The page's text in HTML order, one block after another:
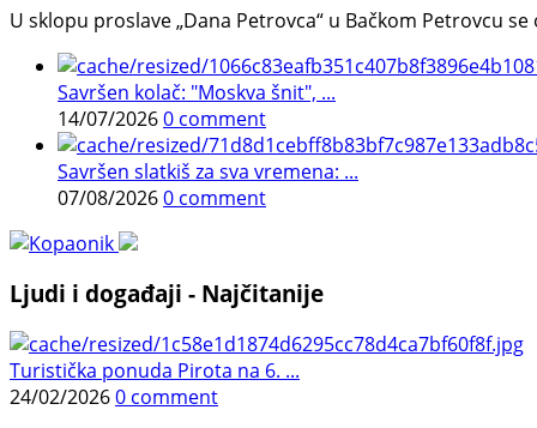
U sklopu proslave „Dana Petrovca“ u Bačkom Petrovcu
Savršen kolač: "Moskva šnit", ...
14/07/20260 comment
Savršen slatkiš za sva vremena: ...
07/08/20260 comment
Ljudi i događaji - Najčitanije
Turistička ponuda Pirota na 6. ...
24/02/20260 comment